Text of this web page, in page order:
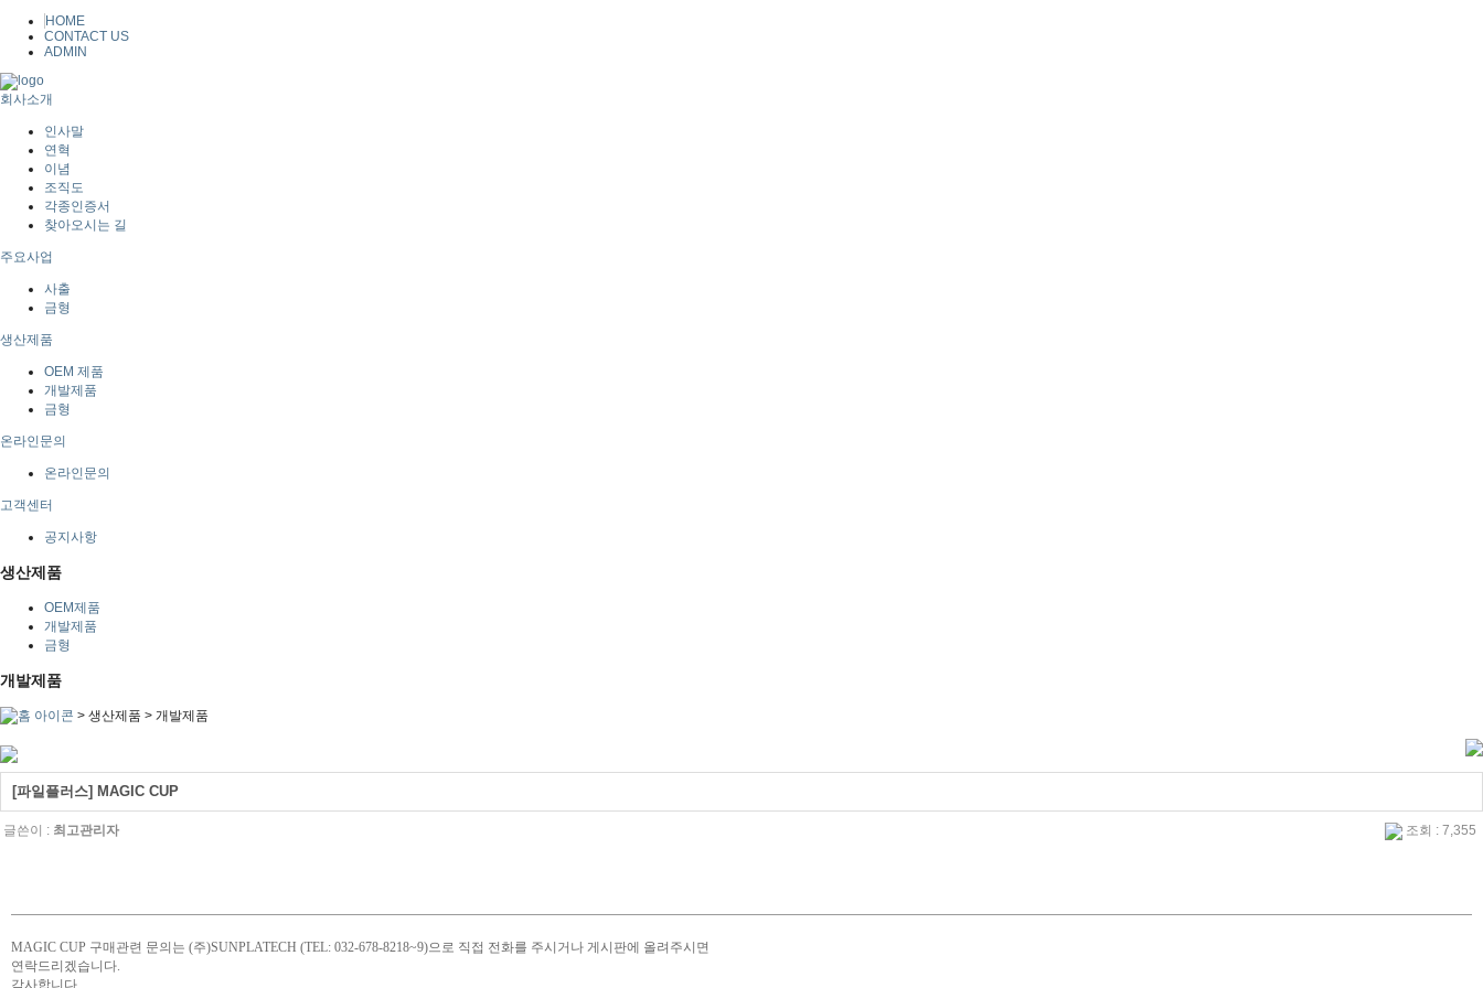
HOME
CONTACT US
ADMIN
회사소개
인사말
연혁
이념
조직도
각종인증서
찾아오시는 길
주요사업
사출
금형
생산제품
OEM 제품
개발제품
금형
온라인문의
온라인문의
고객센터
공지사항
생산제품
OEM제품
개발제품
금형
개발제품
> 생산제품 > 개발제품
[파일플러스] MAGIC CUP
글쓴이 : 최고관리자 조회 : 7,355
MAGIC CUP 구매관련 문의는 (주)SUNPLATECH (TEL: 032-678-8218~9)으로 직접 전화를 주시거나 게시판에 올려주시면
연락드리겠습니다.
감사합니다.